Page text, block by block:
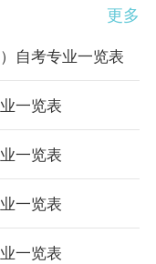
更多
自考专业一览表
一览表
一览表
一览表
一览表